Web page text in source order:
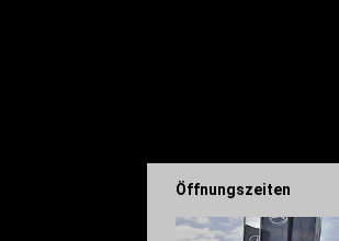
Öffnungszeiten